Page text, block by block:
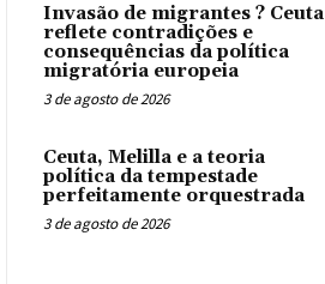
Invasão de migrantes ? Ceuta
reflete contradições e
consequências da política
migratória europeia
3 de agosto de 2026
Ceuta, Melilla e a teoria
política da tempestade
perfeitamente orquestrada
3 de agosto de 2026